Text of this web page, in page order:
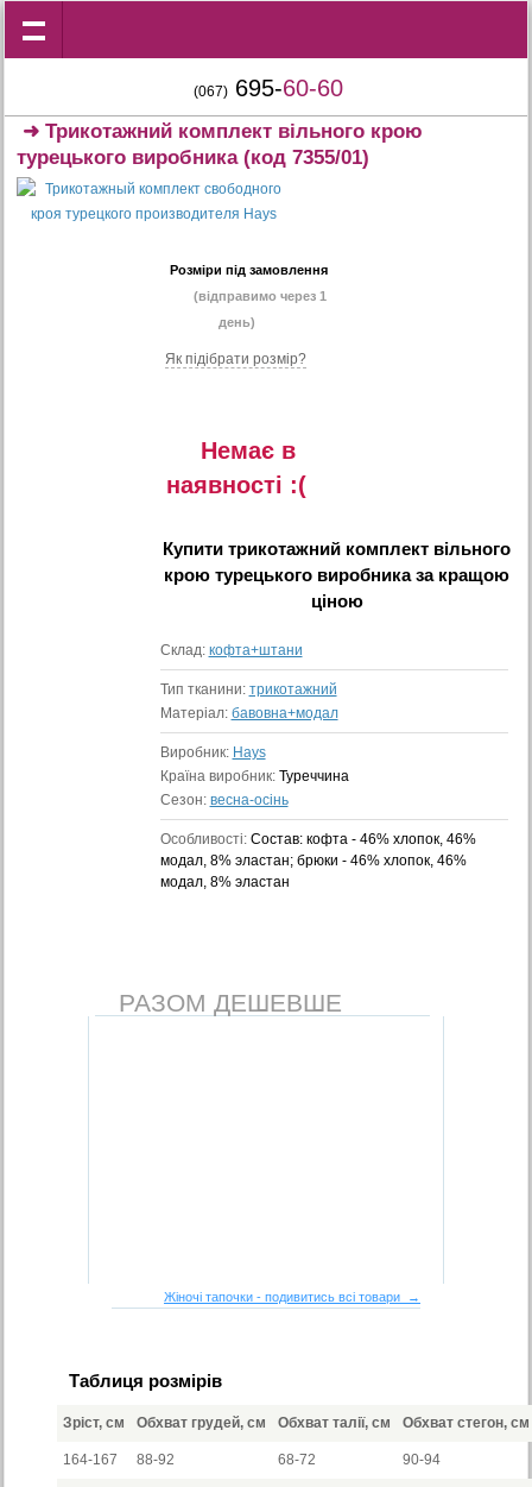
(067) 695-60-60
➜Трикотажний комплект вільного крою
турецького виробника(код 7355/01)
Розміри під замовлення
(відправимо через 1
день)
Як підібрати розмір?
Немає в
наявностi :(
Купититрикотажний комплект вільного
крою турецького виробниказа кращою
ціною
Склад: кофта+штани
Тип тканини: трикотажний
Матеріал: бавовна+модал
Виробник: Hays
Країна виробник: Туреччина
Сезон: весна-осінь
Особливості: Состав: кофта - 46% хлопок, 46%
модал, 8% эластан; брюки - 46% хлопок, 46%
модал, 8% эластан
РАЗОМ ДЕШЕВШЕ
Жіночі тапочки - подивитись всі товари →
Таблиця розмірів
Зріст, см Обхват грудей, см Обхват талії, см Обхват стегон, см
164-167 88-92 68-72 90-94